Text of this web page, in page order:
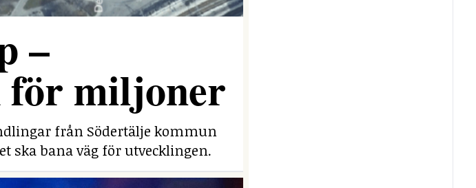
–
för miljoner
från Södertälje kommun
ska bana väg för utvecklingen.